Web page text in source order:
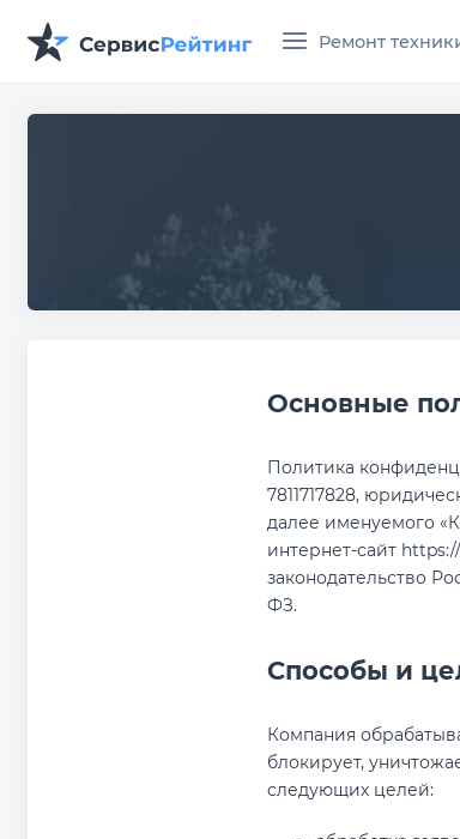
Ремонт
Основные
Политика
7811717828,
далее именуемого
интернет-сайт
законодательство
ФЗ.
Способы и
Компания
блокирует,
следующих целей: